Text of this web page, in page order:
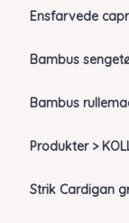
Ensfarvede
Bambus
Bambus
Produkter >
Strik Cardigan